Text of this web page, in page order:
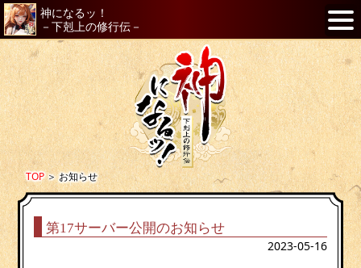
神になるッ！
－下剋上の修行伝－
TOP＞お知らせ
第17サーバー公開のお知らせ
2023-05-16